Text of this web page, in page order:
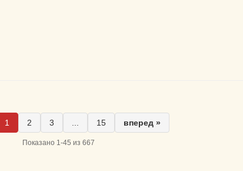
1 2 3 15 вперед »
Показано 1-45 из 667